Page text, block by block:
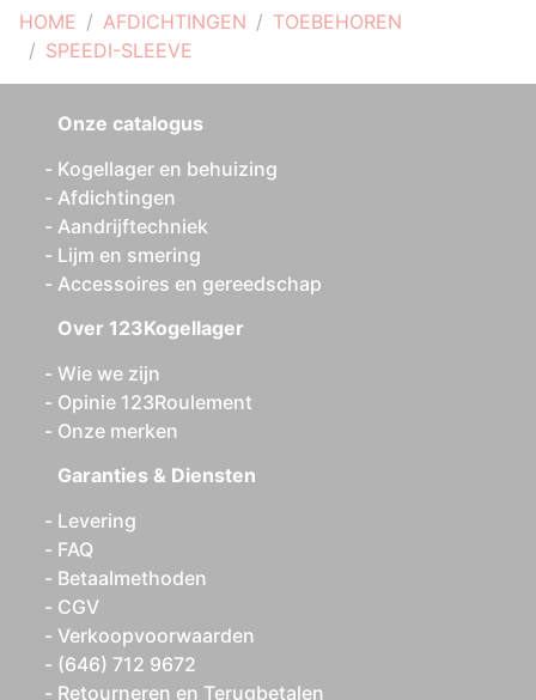
HOME AFDICHTINGEN
TOEBEHOREN
SPEEDI-SLEEVE
Onze catalogus
Kogellager en behuizing
Afdichtingen
Aandrijftechniek
Lijm en smering
Accessoires en gereedschap
Over 123Kogellager
Wie we zijn
Opinie 123Roulement
Onze merken
Garanties & Diensten
Levering
FAQ
Betaalmethoden
CGV
Verkoopvoorwaarden
(646) 712 9672
Retourneren en Terugbetalen